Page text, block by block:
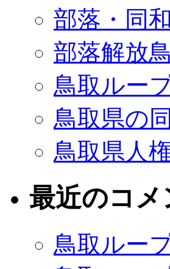
部落・同
部落解放
鳥取ルー
鳥取県の
鳥取県人
最近のコメ
鳥取ルー